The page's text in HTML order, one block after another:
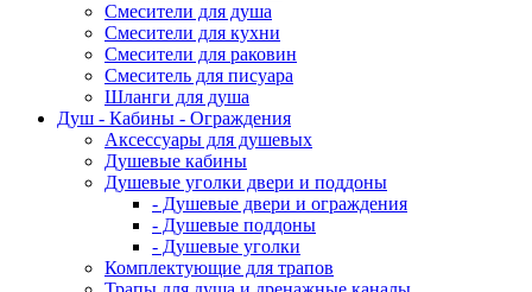
Смесители для душа
Смесители для кухни
Смесители для раковин
Смеситель для писуара
Шланги для душа
Душ - Кабины - Ограждения
Аксессуары для душевых
Душевые кабины
Душевые уголки двери и поддоны
- Душевые двери и ограждения
- Душевые поддоны
- Душевые уголки
Комплектующие для трапов